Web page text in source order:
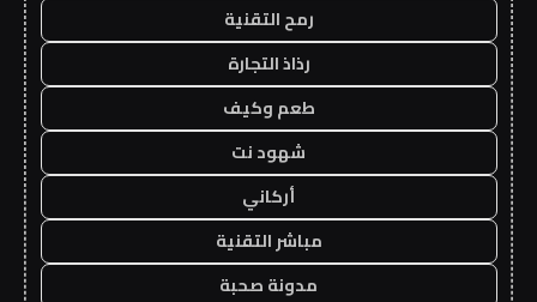
رمح التقنية
رذاذ التجارة
طعم وكيف
شهود نت
أركاني
مباشر التقنية
مدونة صحبة